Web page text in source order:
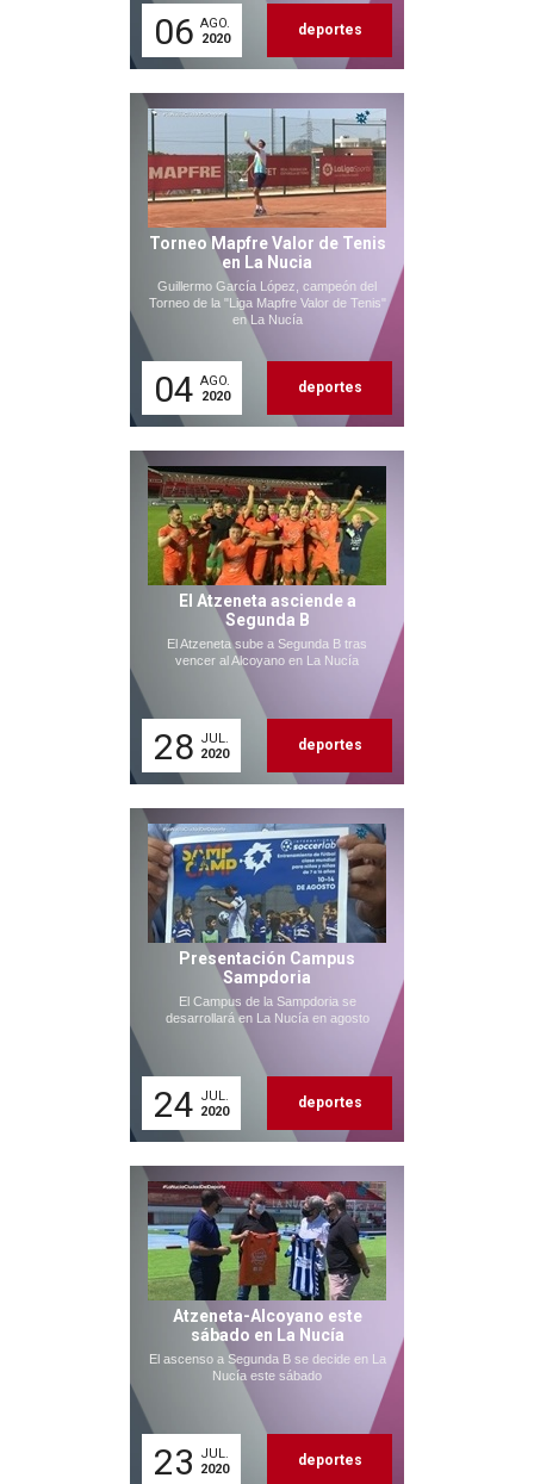
06 AGO.
2020
deportes
Torneo Mapfre Valor de Tenis
en La Nucia
Guillermo García López, campeón del
Torneo de la "Liga Mapfre Valor de Tenis"
en La Nucía
04 AGO.
2020
deportes
El Atzeneta asciende a
Segunda B
El Atzeneta sube a Segunda B tras
vencer al Alcoyano en La Nucía
28 JUL.
2020
deportes
Presentación Campus
Sampdoria
El Campus de la Sampdoria se
desarrollará en La Nucía en agosto
24 JUL.
2020
deportes
Atzeneta-Alcoyano este
sábado en La Nucía
El ascenso a Segunda B se decide en La
Nucía este sábado
23
JUL.
2020
deportes